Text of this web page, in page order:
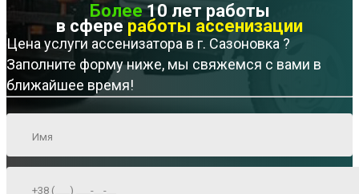
Более10 лет работы
в сфере работы ассенизации
Цена услуги ассенизатора в г. Сазоновка ?
Заполните форму ниже, мы свяжемся с вами в
ближайшее время!